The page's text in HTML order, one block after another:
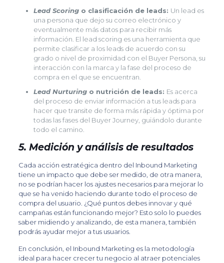
Lead Scoring o clasificación de leads: Un lead es
una persona que dejo su correo electrónico y
eventualmente más datos para recibir más
información. El lead scoring es una herramienta que
permite clasificar a los leads de acuerdo con su
grado o nivel de proximidad con el Buyer Persona, su
interacción con la marca y la fase del proceso de
compra en el que se encuentran.
Lead Nurturingo nutrición de leads: Es acerca
del proceso de enviar información a tus leads para
hacer que transite de forma más rápida y óptima por
todas las fases del Buyer Journey, guiándolo durante
todo el camino.
5. Medición y análisis de resultados
Cada acción estratégica dentro del Inbound Marketing
tiene un impacto que debe ser medido, de otra manera,
no se podrían hacer los ajustes necesarios para mejorar lo
que se ha venido haciendo durante todo el proceso de
compra del usuario. ¿Qué puntos debes innovar y qué
campañas están funcionando mejor? Esto solo lo puedes
saber midiendo y analizando, de esta manera, también
podrás ayudar mejor a tus usuarios.
En conclusión, el Inbound Marketing es la metodología
ideal para hacer crecer tu negocio al atraer potenciales